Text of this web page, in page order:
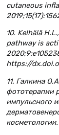
cutaneous
10. Kelhälä
pathway is
https://
11. Галкина
фототерапии
импульсного